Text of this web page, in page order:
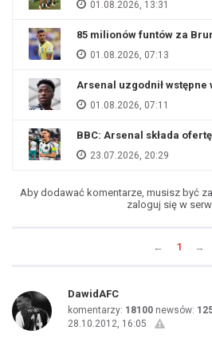
01.08.2026, 13:31
85 milionów funtów za
01.08.2026, 07:13
Arsenal uzgodnił
01.08.2026, 07:11
BBC: Arsenal składa
23.07.2026, 20:29
Aby dodawać komentarze, musisz być
zaloguj się w
← 1 →
DawidAFC
komentarzy: 18100 newsów:
28.10.2012, 16:05